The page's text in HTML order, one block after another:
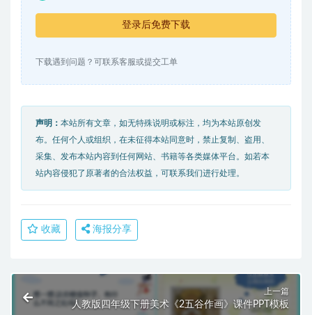
登录后免费下载
下载遇到问题？可联系客服或提交工单
声明： 本站所有文章，如无特殊说明或标注，均为本站原创发
布。任何个人或组织，在未征得本站同意时，禁止复制、盗用、
采集、发布本站内容到任何网站、书籍等各类媒体平台。如若本
站内容侵犯了原著者的合法权益，可联系我们进行处理。
收藏 海报分享
上一篇
人教版四年级下册美术《2五谷作画》课件PPT模板